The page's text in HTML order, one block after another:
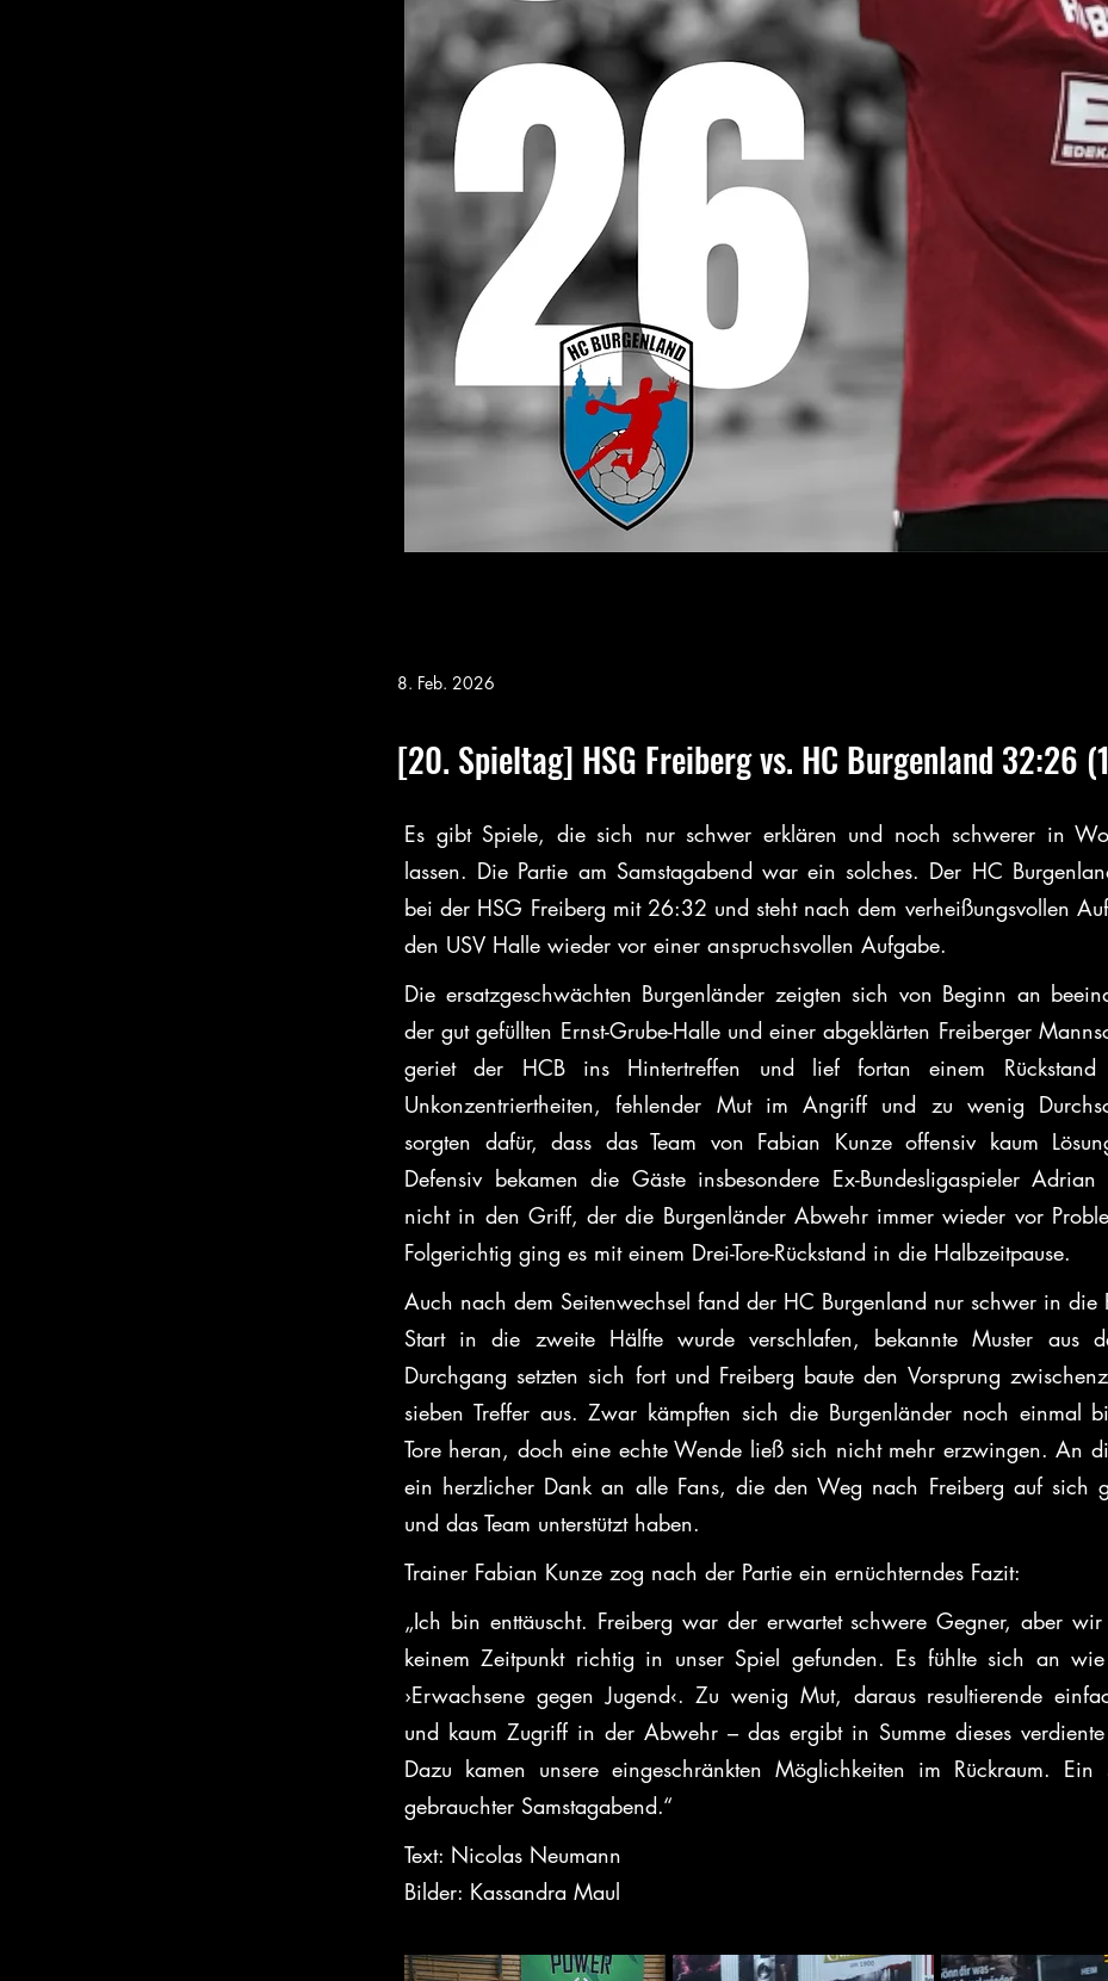
8. Feb. 2026
[20. Spieltag] HSG Freiberg vs. HC Burgenland 32:26
Es gibt Spiele, die sich nur schwer erklären und noch schwerer in
lassen. Die Partie am Samstagabend war ein solches. Der HC
bei der HSG Freiberg mit 26:32 und steht nach dem verheißungsvollen
den USV Halle wieder vor einer anspruchsvollen Aufgabe.
Die ersatzgeschwächten Burgenländer zeigten sich von Beginn an
der gut gefüllten Ernst-Grube-Halle und einer abgeklärten Freiberger
geriet der HCB ins Hintertreffen und lief fortan einem Rückstand
Unkonzentriertheiten, fehlender Mut im Angriff und zu wenig
sorgten dafür, dass das Team von Fabian Kunze offensiv kaum
Defensiv bekamen die Gäste insbesondere Ex-Bundesligaspieler Adrian
nicht in den Griff, der die Burgenländer Abwehr immer wieder vor
Folgerichtig ging es mit einem Drei-Tore-Rückstand in die Halbzeitpause.
Auch nach dem Seitenwechsel fand der HC Burgenland nur schwer in die
Start in die zweite Hälfte wurde verschlafen, bekannte Muster aus
Durchgang setzten sich fort und Freiberg baute den Vorsprung
sieben Treffer aus. Zwar kämpften sich die Burgenländer noch einmal
Tore heran, doch eine echte Wende ließ sich nicht mehr erzwingen. An
ein herzlicher Dank an alle Fans, die den Weg nach Freiberg auf sich
und das Team unterstützt haben.
Trainer Fabian Kunze zog nach der Partie ein ernüchterndes Fazit:
„Ich bin enttäuscht. Freiberg war der erwartet schwere Gegner, aber
keinem Zeitpunkt richtig in unser Spiel gefunden. Es fühlte sich an
›Erwachsene gegen Jugend‹. Zu wenig Mut, daraus resultierende
und kaum Zugriff in der Abwehr – das ergibt in Summe dieses verdiente
Dazu kamen unsere eingeschränkten Möglichkeiten im Rückraum. Ein
gebrauchter Samstagabend.“
Text: Nicolas Neumann
Bilder: Kassandra Maul